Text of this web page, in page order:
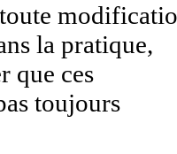
la pratique,
que ces
toujours